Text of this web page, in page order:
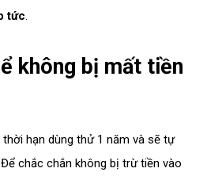
tức
không bị mất tiền
hạn dùng thử 1 năm và sẽ tự
chắc chắn không bị trừ tiền vào